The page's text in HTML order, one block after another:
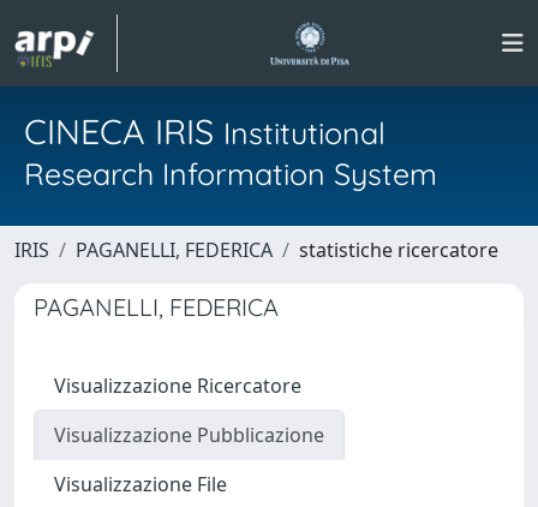
CINECA IRIS Institutional
Research Information System
IRIS PAGANELLI, FEDERICA statistiche ricercatore
PAGANELLI, FEDERICA
Visualizzazione Ricercatore
Visualizzazione Pubblicazione
Visualizzazione File